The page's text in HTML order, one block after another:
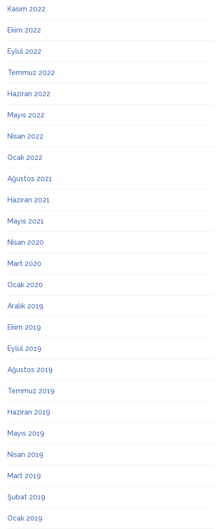
Kasım 2022
Ekim 2022
Eylül 2022
Temmuz 2022
Haziran 2022
Mayıs 2022
Nisan 2022
Ocak 2022
Ağustos 2021
Haziran 2021
Mayıs 2021
Nisan 2020
Mart 2020
Ocak 2020
Aralık 2019
Ekim 2019
Eylül 2019
Ağustos 2019
Temmuz 2019
Haziran 2019
Mayıs 2019
Nisan 2019
Mart 2019
Şubat 2019
Ocak 2019